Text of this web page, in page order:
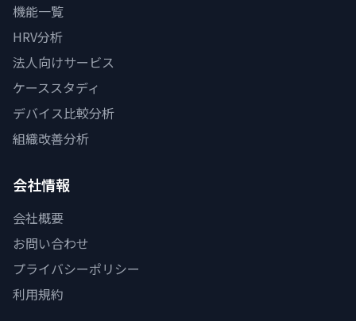
機能一覧
HRV分析
法人向けサービス
ケーススタディ
デバイス比較分析
組織改善分析
会社情報
会社概要
お問い合わせ
プライバシーポリシー
利用規約